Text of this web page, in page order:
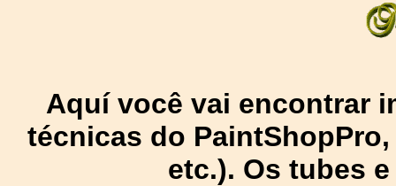
Aquí você vai encontrar
técnicas do
etc.). Os tubes